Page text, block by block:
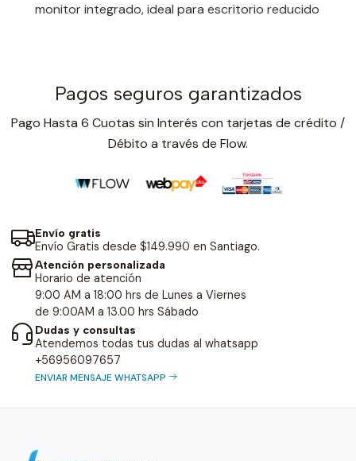
monitor integrado, ideal para escritorio reducido
Pagos seguros garantizados
Pago Hasta 6 Cuotas sin Interés con tarjetas de crédito /
Débito a través de Flow.
Envío gratis
Envío Gratis desde $149.990 en Santiago.
Atención personalizada
Horario de atención
9:00 AM a 18:00 hrs de Lunes a Viernes
de 9:00AM a 13.00 hrs Sábado
Dudas y consultas
Atendemos todas tus dudas al whatsapp
+56956097657
ENVIAR MENSAJE WHATSAPP